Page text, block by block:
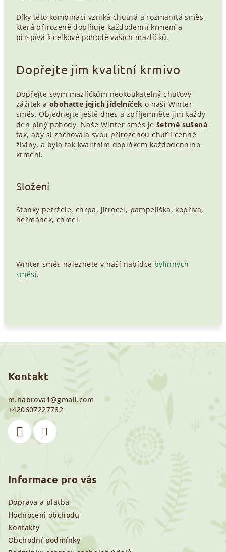
Díky této kombinaci vzniká chutná a rozmanitá směs,
která přirozeně doplňuje každodenní krmení a
přispívá k celkové pohodě vašich mazlíčků.
Dopřejte jim kvalitní krmivo
Dopřejte svým mazlíčkům neokoukatelný chuťový
zážitek a obohaťte jejich jídelníček o naši Winter
směs. Objednejte ještě dnes a zpříjemněte jim každý
den plný pohody. Naše Winter směs je šetrně sušená
tak, aby si zachovala svou přirozenou chuť i cenné
živiny, a byla tak kvalitním doplňkem každodenního
krmení.
Složení
Stonky petržele, chrpa, jitrocel, pampeliška, kopřiva,
heřmánek, chmel.
Winter směs naleznete v naší nabídce bylinných
směsí.
Kontakt
m.habrova1@gmail.com
+420607227782
Informace pro vás
Doprava a platba
Hodnocení obchodu
Kontakty
Obchodní podmínky